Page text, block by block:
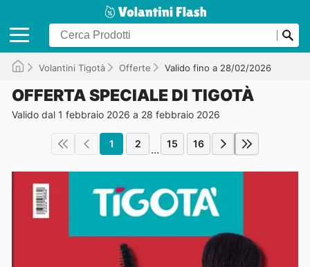
Volantini Tigotà Offerte Valido fino a 28/02/2026
OFFERTA SPECIALE DI TIGOTÀ
Valido dal 1 febbraio 2026 a 28 febbraio 2026
1 2 ... 15 16